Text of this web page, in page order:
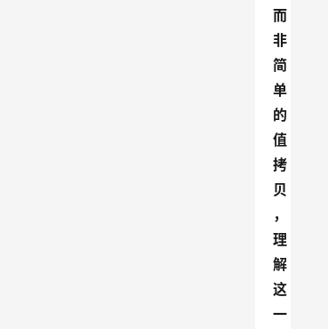
而
非
简
单
的
值
拷
贝
，
理
解
这
一